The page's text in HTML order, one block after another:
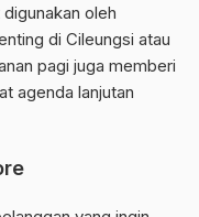
oleh
di Cileungsi atau
pagi juga memberi
agenda lanjutan